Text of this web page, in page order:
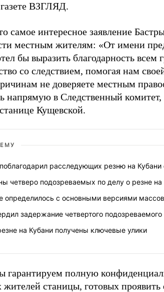
ВЗГЛЯД.
самое интересное заявление
местным жителям: «От имени
бы выразить благодарность
со следствием, помогая нам
не доверяете местным
напрямую в Следственный комитет,
Кущевской.
расследующих резню на Кубани
четверо подозреваемых по делу о резне на
определилось с основными версиями
задержание четвертого
на Кубани получены ключевые улики
гарантируем полную
жителей станицы, готовых